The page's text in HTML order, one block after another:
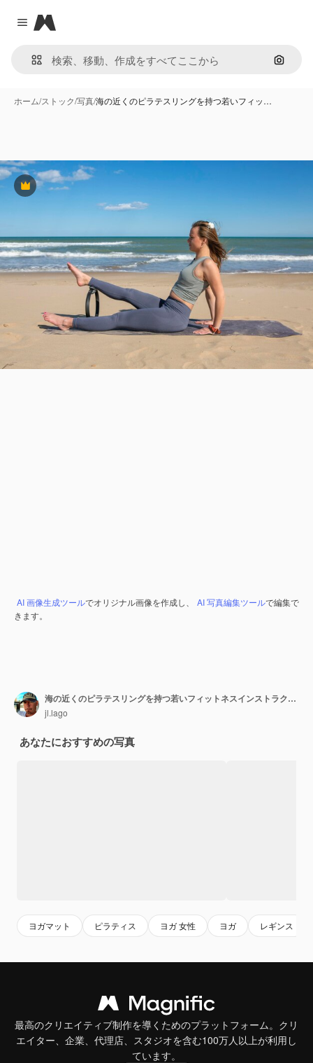
Close menu
Magnific
画像で
ホーム/ストック/写真/海の近くのピラテスリングを持つ若いフィッ…
Premium
AI 画像生成ツールでオリジナル画像を作成し、 AI 写真編集ツールで編集で
きます。
海の近くのピラテスリングを持つ若いフィットネスインストラクター 女性のフィットネスヨガルーチンコンセプト
jl.lago
あなたにおすすめの写真
ヨガマット ピラティス ヨガ 女性 ヨガ レギンス
最高のクリエイティブ制作を導くためのプラットフォーム。クリ
エイター、企業、代理店、スタジオを含む100万人以上が利用し
ています。